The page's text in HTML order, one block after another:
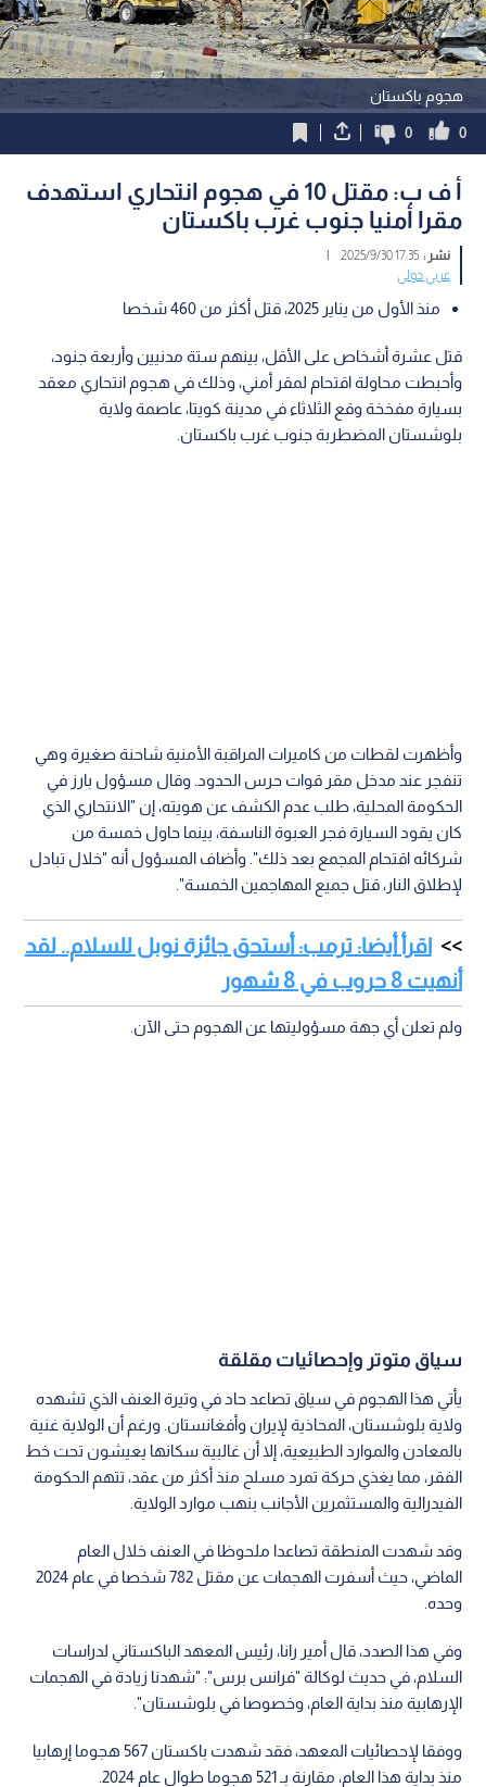
هجوم باكستان
0
0
أ ف ب: مقتل 10 في هجوم انتحاري استهدف
مقرا أمنيا جنوب غرب باكستان
نشر :17:35 2025/9/30
|
عربي دولي
منذ الأول من يناير 2025، قتل أكثر من 460 شخصا
قتل عشرة أشخاص على الأقل، بينهم ستة مدنيين وأربعة جنود،
وأحبطت محاولة اقتحام لمقر أمني، وذلك في هجوم انتحاري معقد
بسيارة مفخخة وقع الثلاثاء في مدينة كويتا، عاصمة ولاية
بلوشستان المضطربة جنوب غرب باكستان.
وأظهرت لقطات من كاميرات المراقبة الأمنية شاحنة صغيرة وهي
تنفجر عند مدخل مقر قوات حرس الحدود. وقال مسؤول بارز في
الحكومة المحلية، طلب عدم الكشف عن هويته، إن "الانتحاري الذي
كان يقود السيارة فجر العبوة الناسفة، بينما حاول خمسة من
شركائه اقتحام المجمع بعد ذلك". وأضاف المسؤول أنه "خلال تبادل
لإطلاق النار، قتل جميع المهاجمين الخمسة".
اقرأ أيضا: ترمب: أستحق جائزة نوبل للسلام.. لقد
أنهيت 8 حروب في 8 شهور
ولم تعلن أي جهة مسؤوليتها عن الهجوم حتى الآن.
سياق متوتر وإحصائيات مقلقة
يأتي هذا الهجوم في سياق تصاعد حاد في وتيرة العنف الذي تشهده
ولاية بلوشستان، المحاذية لإيران وأفغانستان. ورغم أن الولاية غنية
بالمعادن والموارد الطبيعية، إلا أن غالبية سكانها يعيشون تحت خط
الفقر، مما يغذي حركة تمرد مسلح منذ أكثر من عقد، تتهم الحكومة
الفيدرالية والمستثمرين الأجانب بنهب موارد الولاية.
وقد شهدت المنطقة تصاعدا ملحوظا في العنف خلال العام
الماضي، حيث أسفرت الهجمات عن مقتل 782 شخصا في عام 2024
وحده.
وفي هذا الصدد، قال أمير رانا، رئيس المعهد الباكستاني لدراسات
السلام، في حديث لوكالة "فرانس برس": "شهدنا زيادة في الهجمات
الإرهابية منذ بداية العام، وخصوصا في بلوشستان".
ووفقا لإحصائيات المعهد، فقد شهدت باكستان 567 هجوما إرهابيا
منذ بداية هذا العام، مقارنة بـ 521 هجوما طوال عام 2024.